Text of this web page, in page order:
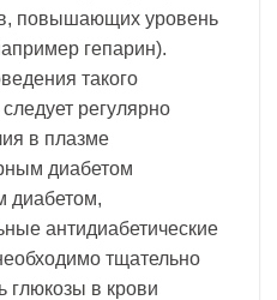
повышающих уровень
гепарин).
такого
регулярно
в плазме
диабетом
диабетом,
антидиабетические
тщательно
глюкозы в крови